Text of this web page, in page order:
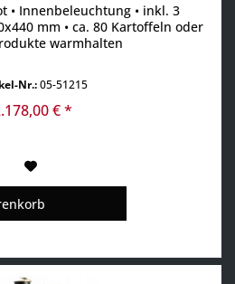
• Innenbeleuchtung • inkl. 3
mm • ca. 80 Kartoffeln oder
warmhalten
Nr.:05-51215
€ *